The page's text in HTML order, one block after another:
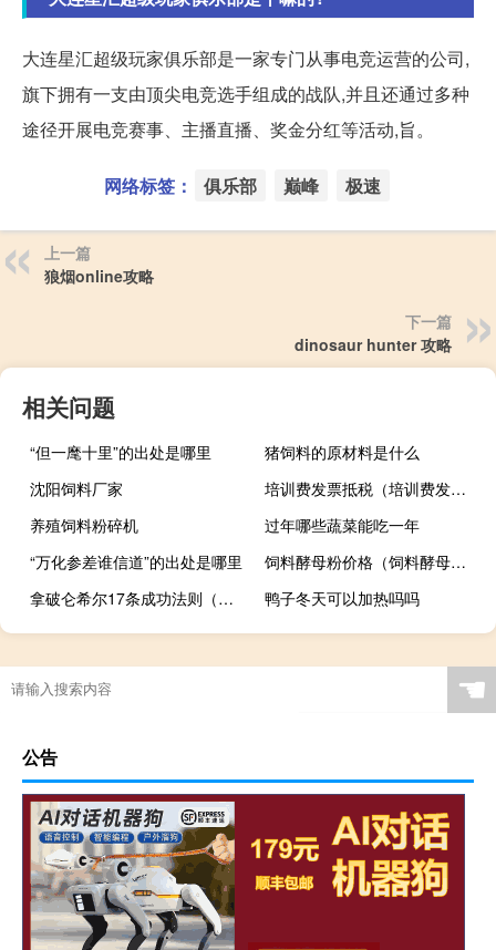
大连星汇超级玩家俱乐部是一家专门从事电竞运营的公司,
旗下拥有一支由顶尖电竞选手组成的战队,并且还通过多种
途径开展电竞赛事、主播直播、奖金分红等活动,旨。
网络标签： 俱乐部 巅峰 极速
上一篇
狼烟online攻略
下一篇
dinosaur hunter 攻略
相关问题
“但一麾十里”的出处是哪里
猪饲料的原材料是什么
沈阳饲料厂家
培训费发票抵税（培训费发票）
养殖饲料粉碎机
过年哪些蔬菜能吃一年
“万化参差谁信道”的出处是哪里
饲料酵母粉价格（饲料酵母粉）
拿破仑希尔17条成功法则（拿破仑希尔）
鸭子冬天可以加热吗吗
☚
公告